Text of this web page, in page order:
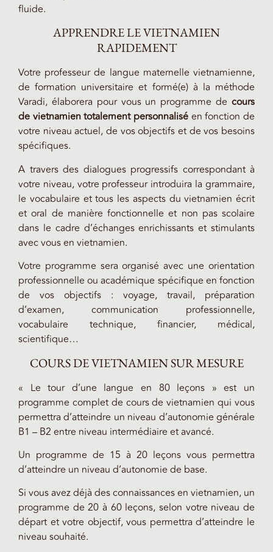
fluide.
APPRENDRE LE VIETNAMIEN
RAPIDEMENT
Votre professeur de langue maternelle vietnamienne,
de formation universitaire et formé(e) à la méthode
Varadi, élaborera pour vous un programme de cours
de vietnamien totalement personnalisé en fonction de
votre niveau actuel, de vos objectifs et de vos besoins
spécifiques.
A travers des dialogues progressifs correspondant à
votre niveau, votre professeur introduira la grammaire,
le vocabulaire et tous les aspects du vietnamien écrit
et oral de manière fonctionnelle et non pas scolaire
dans le cadre d’échanges enrichissants et stimulants
avec vous en vietnamien.
Votre programme sera organisé avec une orientation
professionnelle ou académique spécifique en fonction
de vos objectifs : voyage, travail, préparation
d’examen, communication professionnelle,
vocabulaire technique, financier, médical,
scientifique…
COURS DE VIETNAMIEN SUR MESURE
« Le tour d’une langue en 80 leçons » est un
programme complet de cours de vietnamien qui vous
permettra d’atteindre un niveau d’autonomie générale
B1 – B2 entre niveau intermédiaire et avancé.
Un programme de 15 à 20 leçons vous permettra
d’atteindre un niveau d’autonomie de base.
Si vous avez déjà des connaissances en vietnamien, un
programme de 20 à 60 leçons, selon votre niveau de
départ et votre objectif, vous permettra d’atteindre le
niveau souhaité.